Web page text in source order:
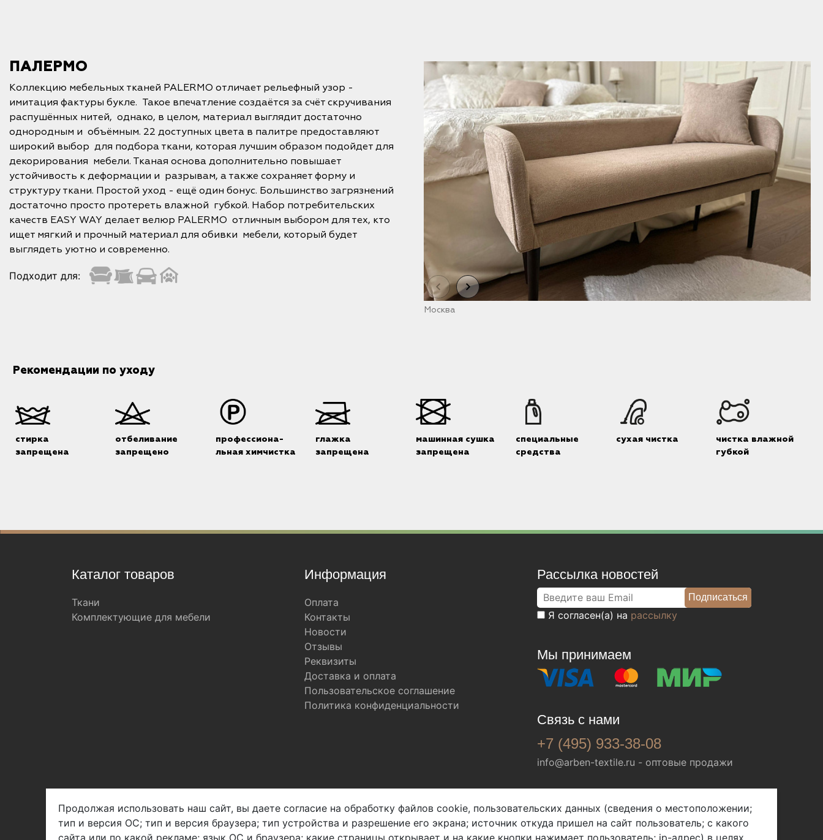
ПАЛЕРМО
Коллекцию мебельных тканей PALERMO отличает рельефный узор -
имитация фактуры букле. Такое впечатление создаётся за счёт скручивания
распушённых нитей, однако, в целом, материал выглядит достаточно
однородным и объёмным. 22 доступных цвета в палитре предоставляют
широкий выбор для подбора ткани, которая лучшим образом подойдет для
декорирования мебели. Тканая основа дополнительно повышает
устойчивость к деформации и разрывам, а также сохраняет форму и
структуру ткани. Простой уход - ещё один бонус. Большинство загрязнений
достаточно просто протереть влажной губкой. Набор потребительских
качеств EASY WAY делает велюр PALERMO отличным выбором для тех, кто
ищет мягкий и прочный материал для обивки мебели, который будет
выглядеть уютно и современно.
Подходит для:
Москва
Рекомендации по уходу
стирка
запрещена
отбеливание
запрещено
профессиона-
льная химчистка
глажка
запрещена
машинная сушка
запрещена
специальные
средства
сухая чистка
чистка влажной
губкой
Каталог товаров
Ткани
Комплектующие для мебели
Информация
Оплата
Контакты
Новости
Отзывы
Реквизиты
Доставка и оплата
Пользовательское соглашение
Политика конфиденциальности
Рассылка новостей
Я согласен(а) на рассылку
Мы принимаем
Связь с нами
+7 (495) 933-38-08
info@arben-textile.ru - оптовые продажи
Арбен текстиль г. Щелково, пер.
Мы в соц. сетях
Продолжая использовать наш сайт, вы даете согласие на обработку файлов cookie, пользовательских данных (сведения о местоположении;
тип и версия ОС; тип и версия браузера; тип устройства и разрешение его экрана; источник откуда пришел на сайт пользователь; с какого
сайта или по какой рекламе; язык ОС и браузера; какие страницы открывает и на какие кнопки нажимает пользователь; ip-адрес) в целях